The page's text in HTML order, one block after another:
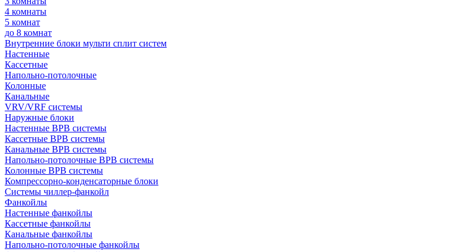
4 комнаты
5 комнат
до 8 комнат
Внутренние блоки мульти сплит систем
Настенные
Кассетные
Напольно-потолочные
Колонные
Канальные
VRV/VRF системы
Наружные блоки
Настенные ВРВ системы
Кассетные ВРВ системы
Канальные ВРВ системы
Напольно-потолочные ВРВ системы
Колонные ВРВ системы
Компрессорно-конденсаторные блоки
Системы чиллер-фанкойл
Фанкойлы
Настенные фанкойлы
Кассетные фанкойлы
Канальные фанкойлы
Напольно-потолочные фанкойлы